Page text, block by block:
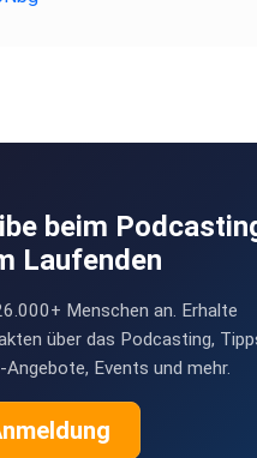
Podcast schalten? Dann
beim
Laufenden
Menschen an. Erhalte
über das Podcasting,
Events und mehr.